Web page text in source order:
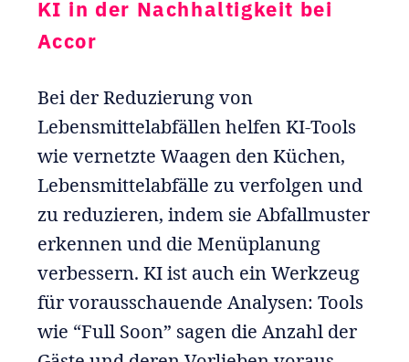
KI in der Nachhaltigkeit bei
Accor
Bei der Reduzierung von
Lebensmittelabfällen helfen KI-Tools
wie vernetzte Waagen den Küchen,
Lebensmittelabfälle zu verfolgen und
zu reduzieren, indem sie Abfallmuster
erkennen und die Menüplanung
verbessern. KI ist auch ein Werkzeug
für vorausschauende Analysen: Tools
wie “Full Soon” sagen die Anzahl der